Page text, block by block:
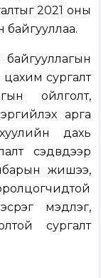
2021 оны
байгууллаа.
байгууллагын
сургалт
ойлголт,
арга
дахь
сэдвүүдээр
жишээ,
мэдлэг,
сургалт